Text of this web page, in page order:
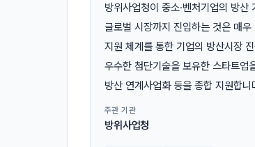
방위사업청이 중소·벤처기업의 방
글로벌 시장까지 진입하는 것은 매
지원 체계를 통한 기업의 방산시장
우수한 첨단기술을 보유한 스타트업
방산 연계사업화 등을 종합 지원합니
주관 기관
방위사업청